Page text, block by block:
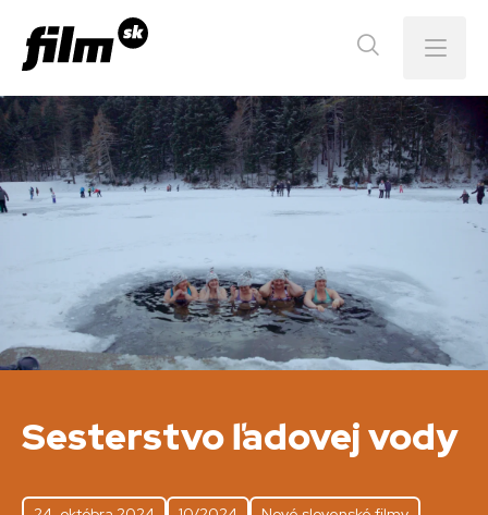
Menu
Sesterstvo ľadovej vody